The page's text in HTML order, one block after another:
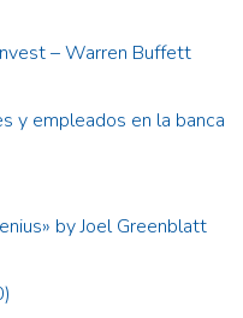
– Warren Buffett
y empleados en la banca
by Joel Greenblatt